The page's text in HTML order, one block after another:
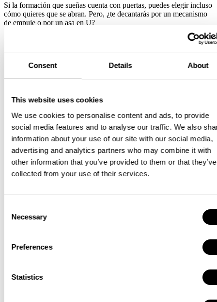
Consent Details About
This website uses cookies
We use cookies to personalise content and ads, to provide
social media features and to analyse our traffic. We also
information about your use of our site with our social media,
advertising and analytics partners who may combine it with
other information that you’ve provided to them or that they’ve
collected from your use of their services.
Selection
Necessary
Preferences
Statistics
Si la formación que sueñas cuenta con puertas, puedes elegir incluso
cómo quieres que se abran. Pero, ¿te decantarás por un mecanismo
de empuje o por un asa en U?